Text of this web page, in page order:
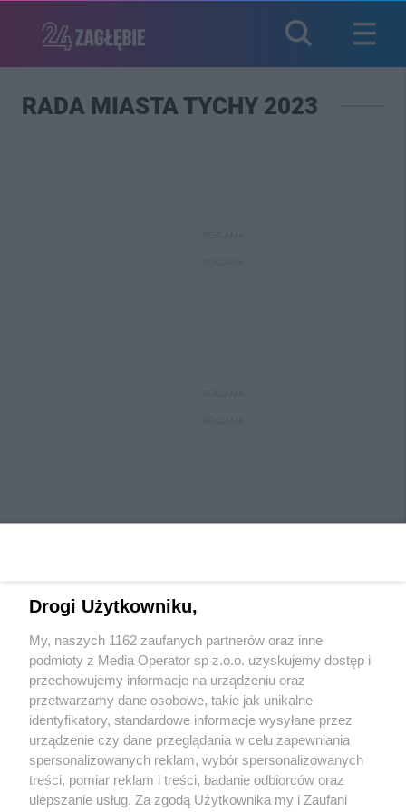
RADA MIASTA TYCHY 2023
Wydawca mediówlokalnych
Nie zapomnij
zapoznać się z:
polityką prywatności
Twojemiasto Skontaktuj się z nami
Drogi Użytkowniku,
My, naszych 1162 zaufanych partnerów oraz inne
podmioty z Media Operator sp z.o.o. uzyskujemy dostęp i
przechowujemy informacje na urządzeniu oraz
przetwarzamy dane osobowe, takie jak unikalne
identyfikatory, standardowe informacje wysyłane przez
urządzenie czy dane przeglądania w celu zapewniania
spersonalizowanych reklam, wybór spersonalizowanych
treści, pomiar reklam i treści, badanie odbiorców oraz
ulepszanie usług. Za zgodą Użytkownika my i Zaufani